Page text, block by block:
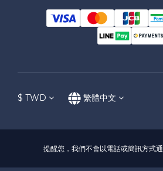
$ TWD 繁體中文
提醒您，我們不會以電話或簡訊方式通